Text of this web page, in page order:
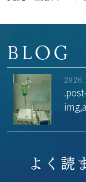
術の受託・出張オ
院で出張手術を行
な10社のメーカー
難症例や、他院イ
バリーにも対応
頼、患者さんのご
詳しくは下記の記
BLOG
よく読